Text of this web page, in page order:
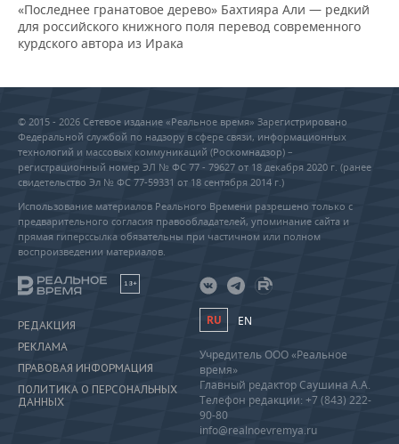
«Последнее гранатовое дерево» Бахтияра Али — редкий
для российского книжного поля перевод современного
курдского автора из Ирака
© 2015 - 2026 Сетевое издание «Реальное время» Зарегистрировано
Федеральной службой по надзору в сфере связи, информационных
технологий и массовых коммуникаций (Роскомнадзор) –
регистрационный номер ЭЛ № ФС 77 - 79627 от 18 декабря 2020 г. (ранее
свидетельство Эл № ФС 77-59331 от 18 сентября 2014 г.)
Использование материалов Реального Времени разрешено только с
предварительного согласия правообладателей, упоминание сайта и
прямая гиперссылка обязательны при частичном или полном
воспроизведении материалов.
18+
РЕДАКЦИЯ
РЕКЛАМА
ПРАВОВАЯ ИНФОРМАЦИЯ
ПОЛИТИКА О ПЕРСОНАЛЬНЫХ
ДАННЫХ
RU EN
Учредитель ООО «Реальное
время»
Главный редактор Саушина А.А.
Телефон редакции: +7 (843) 222-
90-80
info@realnoevremya.ru